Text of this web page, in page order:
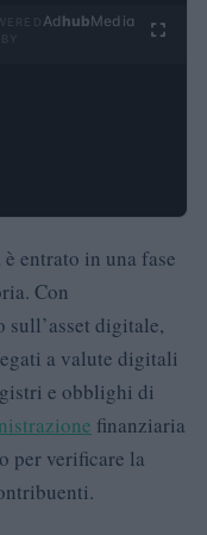
Ad hubMedia
entrato in una fase
Con
sull’asset digitale,
a valute digitali
e obblighi di
finanziaria
per verificare la